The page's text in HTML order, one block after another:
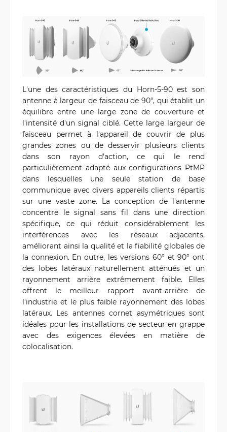
L'une des caractéristiques du Horn-5-90 est son
antenne à largeur de faisceau de 90°, qui établit un
équilibre entre une large zone de couverture et
l'intensité d'un signal ciblé. Cette large largeur de
faisceau permet à l'appareil de couvrir de plus
grandes zones ou de desservir plusieurs clients
dans son rayon d'action, ce qui le rend
particulièrement adapté aux configurations PtMP
dans lesquelles une seule station de base
communique avec divers appareils clients répartis
sur une vaste zone. La conception de l'antenne
concentre le signal sans fil dans une direction
spécifique, ce qui réduit considérablement les
interférences avec les réseaux adjacents,
améliorant ainsi la qualité et la fiabilité globales de
la connexion. En outre, les versions 60° et 90° ont
des lobes latéraux naturellement atténués et un
rayonnement arrière extrêmement faible. Elles
offrent le meilleur rapport avant-arrière de
l'industrie et le plus faible rayonnement des lobes
latéraux. Les antennes cornet asymétriques sont
idéales pour les installations de secteur en grappe
avec des exigences élevées en matière de
colocalisation.